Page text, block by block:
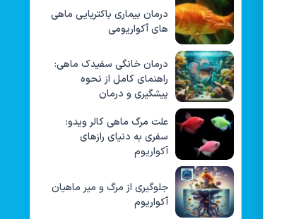
درمان بیماری باکتریایی ماهی
های آکواریومی
درمان خانگی سفیدک ماهی:
راهنمای کامل از نحوه
پیشگیری و درمان
علت مرگ ماهی کالر ویدو:
سفری به دنیای رازهای
آکواریوم
جلوگیری از مرگ و میر ماهیان
آکواریوم